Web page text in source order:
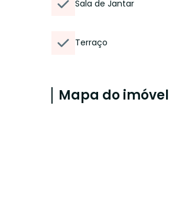
Sala de Jantar
Terraço
Mapa do imóvel